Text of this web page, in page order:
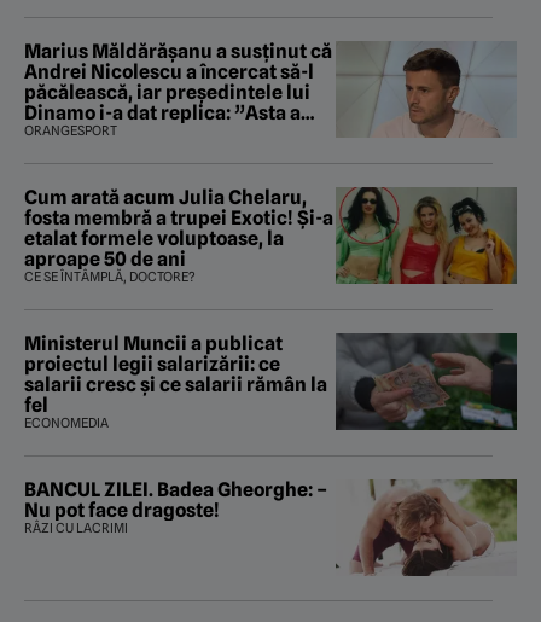
Marius Măldărăşanu a susţinut că
Andrei Nicolescu a încercat să-l
păcălească, iar preşedintele lui
Dinamo i-a dat replica: ”Asta a
fost istoria”
ORANGESPORT
Cum arată acum Julia Chelaru,
fosta membră a trupei Exotic! Și-a
etalat formele voluptoase, la
aproape 50 de ani
CE SE ÎNTÂMPLĂ, DOCTORE?
Ministerul Muncii a publicat
proiectul legii salarizării: ce
salarii cresc și ce salarii rămân la
fel
ECONOMEDIA
BANCUL ZILEI. Badea Gheorghe: –
Nu pot face dragoste!
RÂZI CU LACRIMI